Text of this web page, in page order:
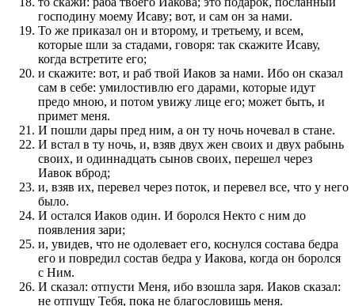
господину моему Исаву; вот, и сам он за нами.
То же приказал он и второму, и третьему, и всем,
которые шли за стадами, говоря: так скажите Исаву,
когда встретите его;
и скажите: вот, и раб твой Иаков за нами. Ибо он сказал
сам в себе: умилостивлю его дарами, которые идут
предо мною, и потом увижу лице его; может быть, и
примет меня.
И пошли дары пред ним, а он ту ночь ночевал в стане.
И встал в ту ночь, и, взяв двух жен своих и двух рабынь
своих, и одиннадцать сынов своих, перешел через
Иавок вброд;
и, взяв их, перевел через поток, и перевел все, что у него
было.
И остался Иаков один. И боролся Некто с ним до
появления зари;
и, увидев, что не одолевает его, коснулся состава бедра
его и повредил состав бедра у Иакова, когда он боролся
с Ним.
И сказал: отпусти Меня, ибо взошла заря. Иаков сказал:
не отпущу Тебя, пока не благословишь меня.